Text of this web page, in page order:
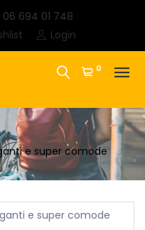
06 694 01 748
Login
0
e super comode